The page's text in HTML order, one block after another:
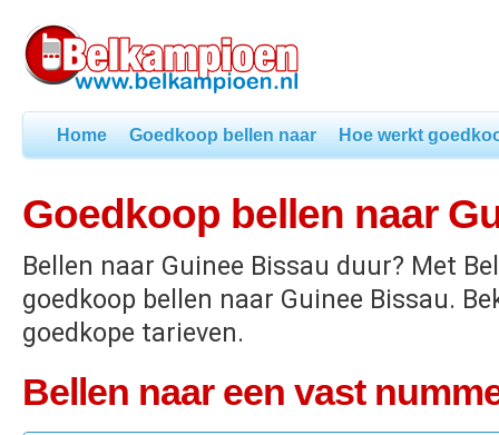
Home Goedkoop bellen naar Hoe werkt
Goedkoop bellen naar
Bellen naar Guinee Bissau duur? Met
goedkoop bellen naar Guinee Bissau.
goedkope tarieven.
Bellen naar een vast